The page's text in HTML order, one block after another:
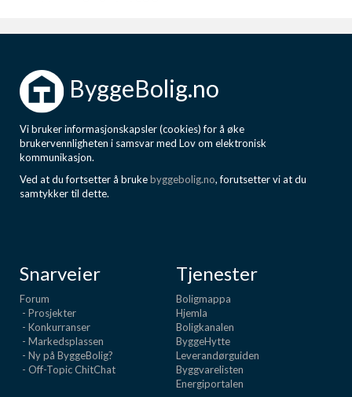
ByggeBolig.no
Vi bruker informasjonskapsler (cookies) for å øke
brukervennligheten i samsvar med Lov om elektronisk
kommunikasjon.
Ved at du fortsetter å brukebyggebolig.no, forutsetter vi at du
samtykker til dette.
Snarveier
Forum
- Prosjekter
- Konkurranser
- Markedsplassen
- Ny på ByggeBolig?
- Off-Topic ChitChat
Tjenester
Boligmappa
Hjemla
Boligkanalen
ByggeHytte
Leverandørguiden
Byggvarelisten
Energiportalen